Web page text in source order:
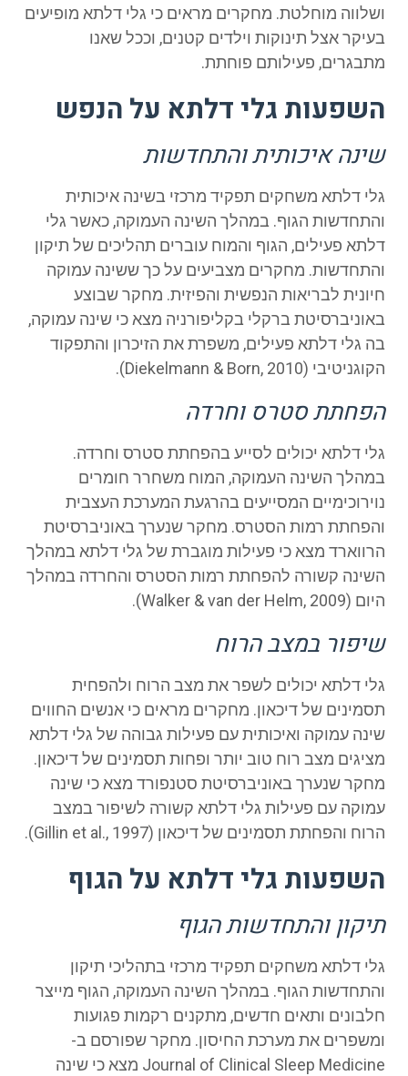
ושלווה מוחלטת. מחקרים מראים כי גלי דלתא מופיעים
בעיקר אצל תינוקות וילדים קטנים, וככל שאנו
מתבגרים, פעילותם פוחתת.
השפעות גלי דלתא על הנפש
שינה איכותית והתחדשות
גלי דלתא משחקים תפקיד מרכזי בשינה איכותית
והתחדשות הגוף. במהלך השינה העמוקה, כאשר גלי
דלתא פעילים, הגוף והמוח עוברים תהליכים של תיקון
והתחדשות. מחקרים מצביעים על כך ששינה עמוקה
חיונית לבריאות הנפשית והפיזית. מחקר שבוצע
באוניברסיטת ברקלי בקליפורניה מצא כי שינה עמוקה,
בה גלי דלתא פעילים, משפרת את הזיכרון והתפקוד
הקוגניטיבי (Diekelmann & Born, 2010).
הפחתת סטרס וחרדה
גלי דלתא יכולים לסייע בהפחתת סטרס וחרדה.
במהלך השינה העמוקה, המוח משחרר חומרים
נוירוכימיים המסייעים בהרגעת המערכת העצבית
והפחתת רמות הסטרס. מחקר שנערך באוניברסיטת
הרווארד מצא כי פעילות מוגברת של גלי דלתא במהלך
השינה קשורה להפחתת רמות הסטרס והחרדה במהלך
היום (Walker & van der Helm, 2009).
שיפור במצב הרוח
גלי דלתא יכולים לשפר את מצב הרוח ולהפחית
תסמינים של דיכאון. מחקרים מראים כי אנשים החווים
שינה עמוקה ואיכותית עם פעילות גבוהה של גלי דלתא
מציגים מצב רוח טוב יותר ופחות תסמינים של דיכאון.
מחקר שנערך באוניברסיטת סטנפורד מצא כי שינה
עמוקה עם פעילות גלי דלתא קשורה לשיפור במצב
הרוח והפחתת תסמינים של דיכאון (Gillin et al., 1997).
השפעות גלי דלתא על הגוף
תיקון והתחדשות הגוף
גלי דלתא משחקים תפקיד מרכזי בתהליכי תיקון
והתחדשות הגוף. במהלך השינה העמוקה, הגוף מייצר
חלבונים ותאים חדשים, מתקנים רקמות פגועות
ומשפרים את מערכת החיסון. מחקר שפורסם ב-
Journal of Clinical Sleep Medicine מצא כי שינה